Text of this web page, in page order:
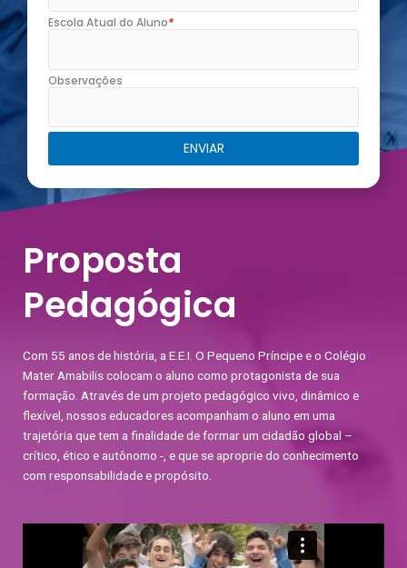
Escola Atual do Aluno*
Observações
Proposta
Pedagógica
Com 55 anos de história, a E.E.I. O Pequeno Príncipe e o Colégio
Mater Amabilis colocam o aluno como protagonista de sua
formação. Através de um projeto pedagógico vivo, dinâmico e
flexível, nossos educadores acompanham o aluno em uma
trajetória que tem a finalidade de formar um cidadão global –
crítico, ético e autônomo -, e que se aproprie do conhecimento
com responsabilidade e propósito.